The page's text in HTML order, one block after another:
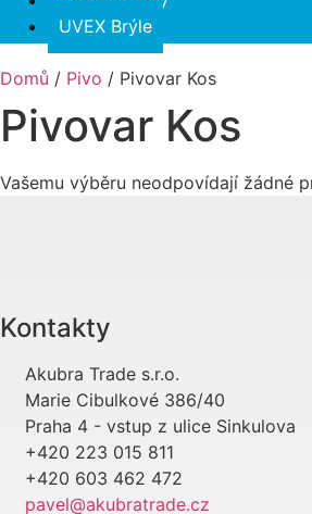
UVEX Brýle
Domů / Pivo / Pivovar Kos
Pivovar Kos
Vašemu výběru neodpovídají žádné
Kontakty
Akubra Trade s.r.o.
Marie Cibulkové 386/40
Praha 4 - vstup z ulice Sinkulova
+420 223 015 811
+420 603 462 472
pavel@akubratrade.cz